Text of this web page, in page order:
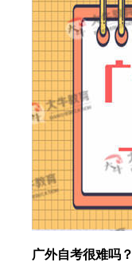
广外自考很难吗？